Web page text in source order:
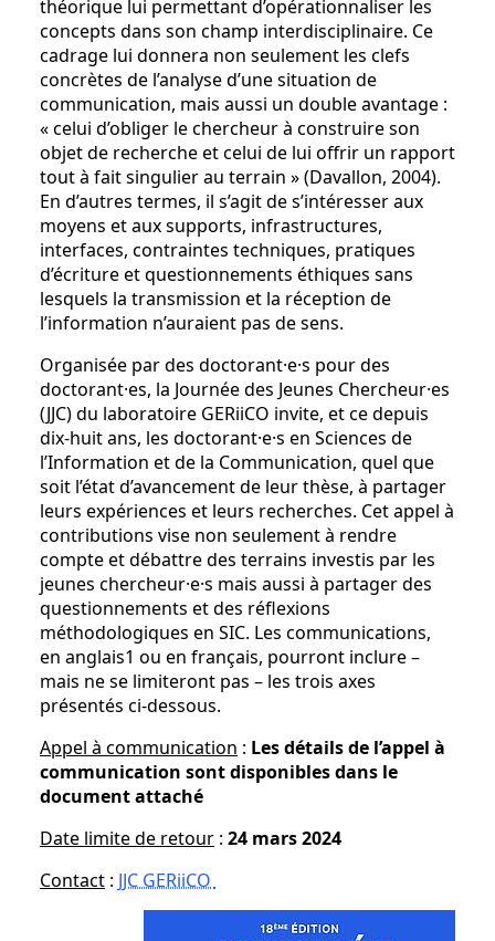
théorique lui permettant d’opérationnaliser les
concepts dans son champ interdisciplinaire. Ce
cadrage lui donnera non seulement les clefs
concrètes de l’analyse d’une situation de
communication, mais aussi un double avantage :
« celui d’obliger le chercheur à construire son
objet de recherche et celui de lui offrir un rapport
tout à fait singulier au terrain » (Davallon, 2004).
En d’autres termes, il s’agit de s’intéresser aux
moyens et aux supports, infrastructures,
interfaces, contraintes techniques, pratiques
d’écriture et questionnements éthiques sans
lesquels la transmission et la réception de
l’information n’auraient pas de sens.
Organisée par des doctorant·e·s pour des
doctorant·es, la Journée des Jeunes Chercheur·es
(JJC) du laboratoire GERiiCO invite, et ce depuis
dix-huit ans, les doctorant·e·s en Sciences de
l’Information et de la Communication, quel que
soit l’état d’avancement de leur thèse, à partager
leurs expériences et leurs recherches. Cet appel à
contributions vise non seulement à rendre
compte et débattre des terrains investis par les
jeunes chercheur·e·s mais aussi à partager des
questionnements et des réflexions
méthodologiques en SIC. Les communications,
en anglais1 ou en français, pourront inclure –
mais ne se limiteront pas – les trois axes
présentés ci-dessous.
Appel à communication : Les détails de l’appel à
communication sont disponibles dans le
document attaché
Date limite de retour : 24 mars 2024
Contact : JJC GERiiCO